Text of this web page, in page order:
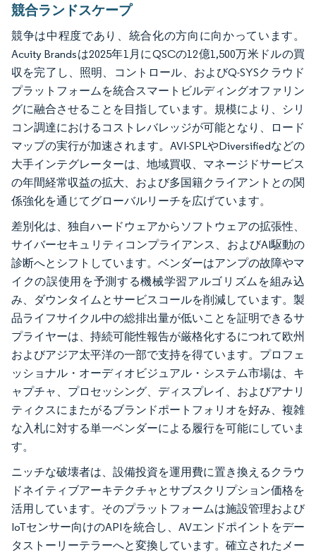
競合ランドスケープ
競争は中程度であり、統合化の方向に向かっています。
Acuity Brandsは2025年1月にQSCの12億1,500万米ドルの買
収を完了し、照明、コントロール、およびQ-SYSクラウド
プラットフォームを統合スマートビルディングオファリン
グに融合させることを目指しています。規模により、シリ
コン調達におけるコストレバレッジが可能となり、ロード
マップの実行が加速されます。AVI-SPLやDiversifiedなどの
大手インテグレーターは、地域買収、マネージドサービス
の年間経常収益の拡大、および多国籍クライアントとの関
係強化を通じてグローバルリーチを広げています。
差別化は、独自ハードウェアからソフトウェアの拡張性、
サイバーセキュリティコンプライアンス、およびAI駆動の
診断へとシフトしています。ベンダーはアンプの故障やマ
イクの誤使用を予測する機械学習アルゴリズムを組み込
み、ダウンタイムとサービスコールを削減しています。製
品ライフサイクル中の総排出量が低いことを証明できるサ
プライヤーは、持続可能性報告が厳格化するにつれて欧州
およびアジア太平洋の一部で支持を得ています。プロフェ
ッショナル・オーディオビジュアル・システム市場は、キ
ャプチャ、プロセッシング、ディスプレイ、およびアナリ
ティクスにまたがるブランドポートフォリオを好み、複雑
な入札に対する単一ベンダーによる履行を可能にしていま
す。
ニッチな破壊者は、設備投資を運用費に置き換えるクラウ
ドネイティブアーキテクチャとサブスクリプション価格を
活用しています。そのプラットフォームは施設管理および
IoTセンサー向けのAPIを統合し、AVエンドポイントをデー
タストーリーテラーへと変換しています。確立されたメー